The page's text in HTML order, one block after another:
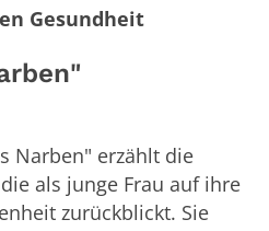
Gesundheit
Narben" erzählt die
als junge Frau auf ihre
zurückblickt. Sie